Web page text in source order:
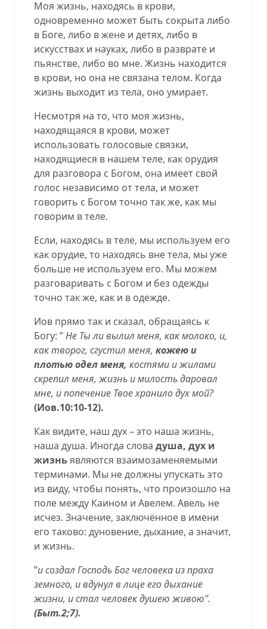
Моя жизнь, находясь в крови,
одновременно может быть сокрыта либо
в Боге, либо в жене и детях, либо в
искусствах и науках, либо в разврате и
пьянстве, либо во мне. Жизнь находится
в крови, но она не связана телом. Когда
жизнь выходит из тела, оно умирает.
Несмотря на то, что моя жизнь,
находящаяся в крови, может
использовать голосовые связки,
находящиеся в нашем теле, как орудия
для разговора с Богом, она имеет свой
голос независимо от тела, и может
говорить с Богом точно так же, как мы
говорим в теле.
Если, находясь в теле, мы используем его
как орудие, то находясь вне тела, мы уже
больше не используем его. Мы можем
разговаривать с Богом и без одежды
точно так же, как и в одежде.
Иов прямо так и сказал, обращаясь к
Богу: ’’Не Ты ли вылил меня, как молоко, и,
как творог, сгустил меня, кожею и
плотью одел меня, костями и жилами
скрепил меня, жизнь и милость даровал
мне, и попечение Твое хранило дух мой?
(Иов.10:10-12).
Как видите, наш дух – это наша жизнь,
наша душа. Иногда слова душа, дух и
жизньявляются взаимозаменяемыми
терминами. Мы не должны упускать это
из виду, чтобы понять, что произошло на
поле между Каином и Авелем. Авель не
исчез. Значение, заключённое в имени
его таково: дуновение, дыхание, а значит,
и жизнь.
’’и создал Господь Бог человека из праха
земного, и вдунул в лице его дыхание
жизни, и стал человек душею живою’’.
(Быт.2;7).